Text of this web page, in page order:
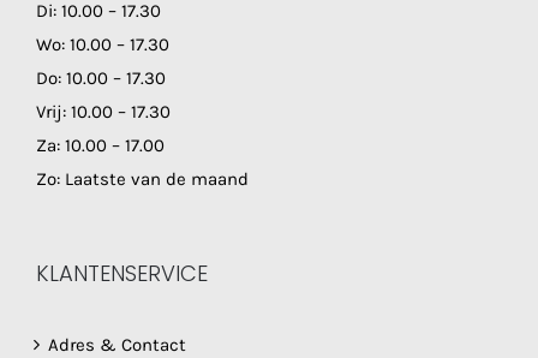
Di: 10.00 – 17.30
Wo: 10.00 – 17.30
Do: 10.00 – 17.30
Vrij: 10.00 – 17.30
Za: 10.00 – 17.00
Zo: Laatste van de maand
KLANTENSERVICE
Adres & Contact